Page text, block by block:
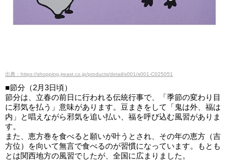
出典：https://shopping.jreast.co.jp/products/detail/s001/s001-C025051
■節分（2月3日頃）
節分は、立春の前日に行われる伝統行事で、「季節の変わり目
に邪気を払う」意味があります。豆まきをして「鬼は外、福は
内」と唱えながら邪気を追い払い、福を呼び込む風習がありま
す。
また、恵方巻を食べると願いが叶うとされ、その年の恵方（吉
方位）を向いて無言で食べるのが習慣になっています。もとも
とは関西地方の風習でしたが、全国に広まりました。